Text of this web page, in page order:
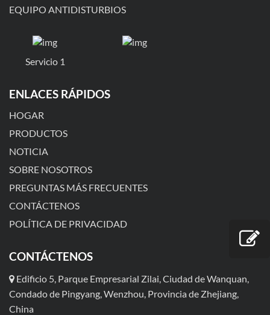
EQUIPO ANTIDISTURBIOS
Servicio 1
ENLACES RÁPIDOS
HOGAR
PRODUCTOS
NOTICIA
SOBRE NOSOTROS
PREGUNTAS MÁS FRECUENTES
CONTÁCTENOS
POLÍTICA DE PRIVACIDAD
CONTÁCTENOS
Edificio 5, Parque Empresarial Zilai, Ciudad de Wanquan,
Condado de Pingyang, Wenzhou, Provincia de Zhejiang,
China